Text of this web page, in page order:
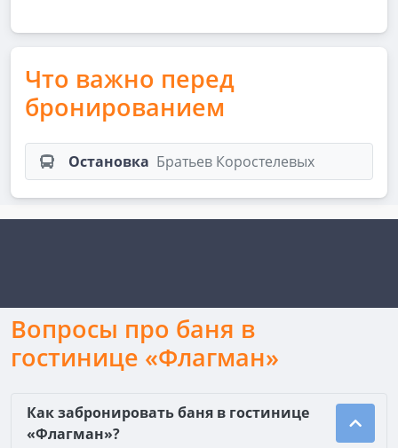
Что важно перед
бронированием
Остановка Братьев Коростелевых
Вопросы про баня в
гостинице «Флагман»
Как забронировать баня в гостинице
«Флагман»?